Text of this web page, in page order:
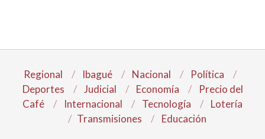
Regional Ibagué Nacional
Política
Deportes
Judicial Economía
Precio del
Café
Internacional Tecnología
Lotería
Transmisiones
Educación